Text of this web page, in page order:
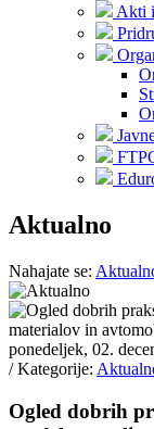
Akti
Aktualno
Nahajate se:
ponedeljek, 02.
/ Kategorije:
Ogled dobrih